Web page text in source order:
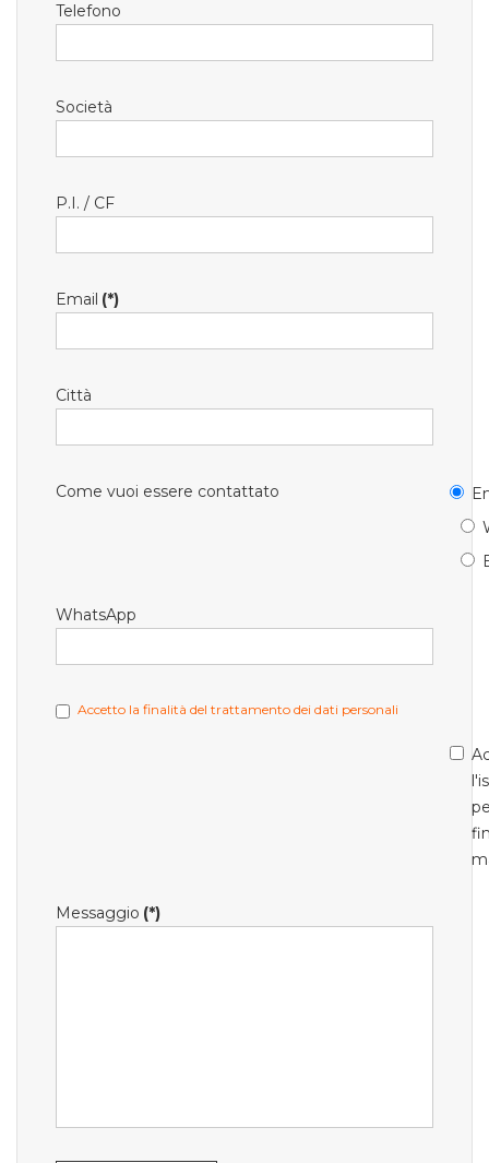
Telefono
Società
P.I. / CF
Email (*)
Città
Come vuoi essere contattato
WhatsApp
Accetto la finalità del trattamento dei dati personali
Messaggio (*)